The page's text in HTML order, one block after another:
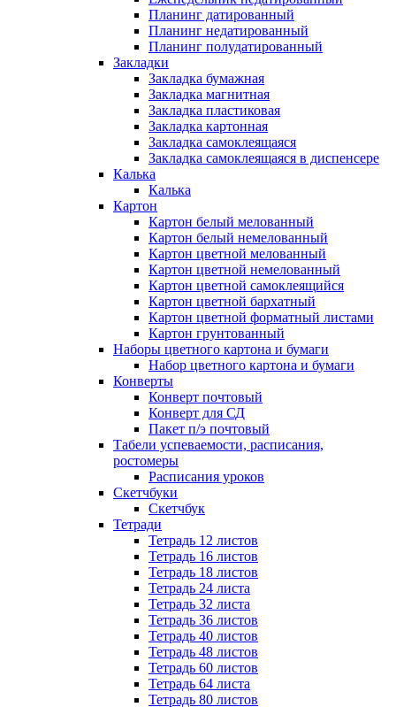
Планинг датированный
Планинг недатированный
Планинг полудатированный
Закладки
Закладка бумажная
Закладка магнитная
Закладка пластиковая
Закладка картонная
Закладка самоклеящаяся
Закладка самоклеящаяся в диспенсере
Калька
Калька
Картон
Картон белый мелованный
Картон белый немелованный
Картон цветной мелованный
Картон цветной немелованный
Картон цветной самоклеящийся
Картон цветной бархатный
Картон цветной форматный листами
Картон грунтованный
Наборы цветного картона и бумаги
Набор цветного картона и бумаги
Конверты
Конверт почтовый
Конверт для СД
Пакет п/э почтовый
Табели успеваемости, расписания,
ростомеры
Расписания уроков
Скетчбуки
Скетчбук
Тетради
Тетрадь 12 листов
Тетрадь 16 листов
Тетрадь 18 листов
Тетрадь 24 листа
Тетрадь 32 листа
Тетрадь 36 листов
Тетрадь 40 листов
Тетрадь 48 листов
Тетрадь 60 листов
Тетрадь 64 листа
Тетрадь 80 листов